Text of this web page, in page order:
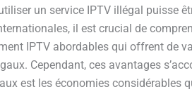
un service IPTV illégal puisse
il est crucial de
IPTV abordables qui offrent de
Cependant, ces avantages
est les économies